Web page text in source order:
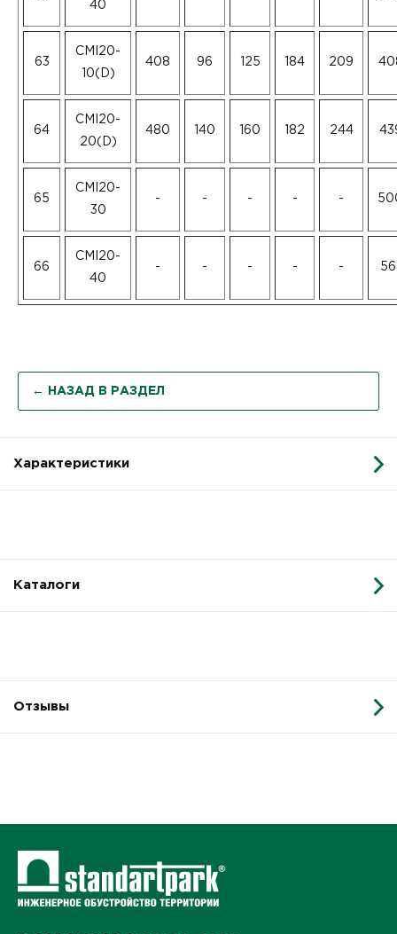
40
63
CMI20-
10(D)
408 96 125 184 209
64
CMI20-
20(D)
480 140 160 182 244
65
CMI20-
30
- - - - -
66
CMI20-
40
- - - - -
← НАЗАД В РАЗДЕЛ
Характеристики
Каталоги
Отзывы